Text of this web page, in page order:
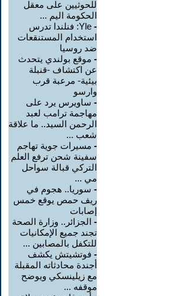
للحوثيين على معقل
الحكومة اليم ...
-
Yle: فنلندا تدرس
استخدام المستنقعات
ضد روسيا
- موقع بولندي يتحدث
عن اكتشاف -قنبلة
بيئية- مرعبة قرب
وارسو
- ساويرس يرد على
مهاجمة ترامب لعبد
الرحمن السيد.. ما علاقة
شعب ...
- مسيرات جوية تهاجم
سفينة شحن ترفع العلم
التركي قبالة سواحل
مي ...
- سوريا.. هجوم في
ريف حمص يوقع خمس
إصابات
- الجزائر.. وزارة الصحة
تجند جميع الإمكانيات
للتكفل بالمصابين ...
- فوتشيتش يكشف
أجندة محادثاته المقبلة
مع زيلينسكي ويوضح
موقفه ...